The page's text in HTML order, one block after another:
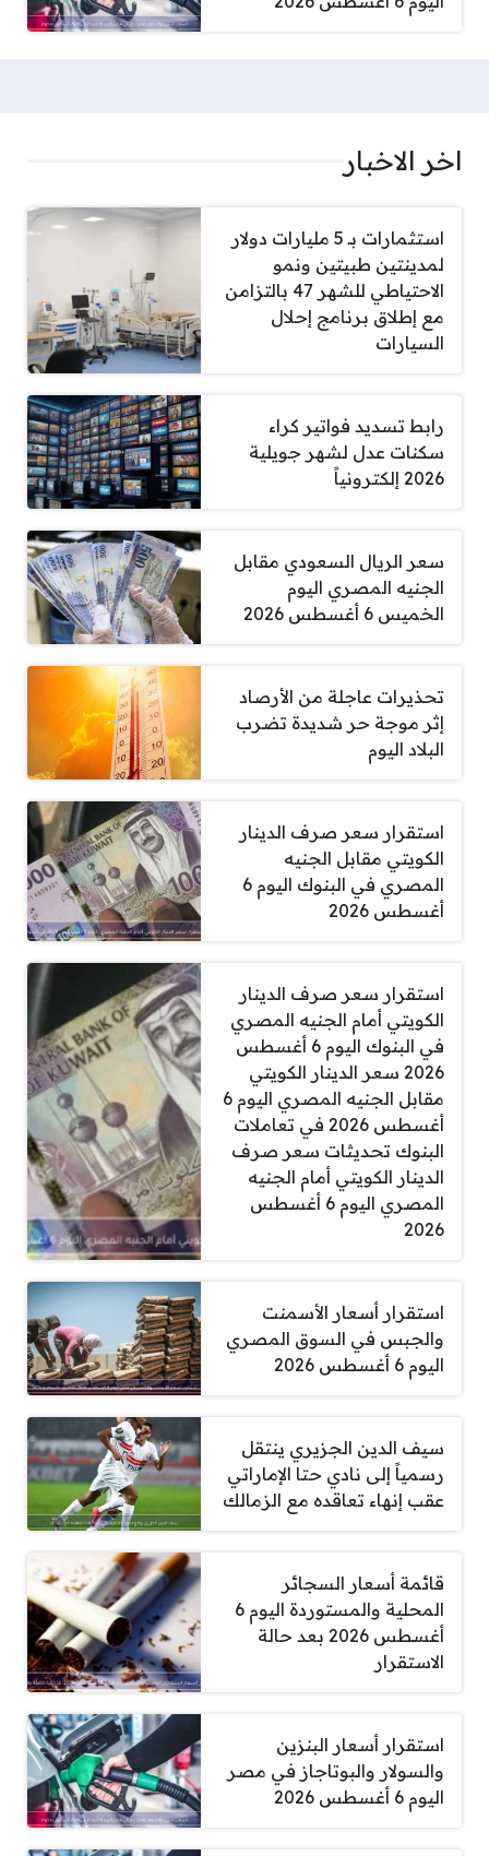
اخر الاخبار
استثمارات بـ 5 مليارات دولار
لمدينتين طبيتين ونمو
الاحتياطي للشهر 47 بالتزامن
مع إطلاق برنامج إحلال
السيارات
رابط تسديد فواتير كراء
سكنات عدل لشهر جويلية
2026 إلكترونياً
سعر الريال السعودي مقابل
الجنيه المصري اليوم
الخميس 6 أغسطس 2026
تحذيرات عاجلة من الأرصاد
إثر موجة حر شديدة تضرب
البلاد اليوم
استقرار سعر صرف الدينار
الكويتي مقابل الجنيه
المصري في البنوك اليوم 6
أغسطس 2026
استقرار سعر صرف الدينار
الكويتي أمام الجنيه المصري
في البنوك اليوم 6 أغسطس
2026 سعر الدينار الكويتي
مقابل الجنيه المصري اليوم 6
أغسطس 2026 في تعاملات
البنوك تحديثات سعر صرف
الدينار الكويتي أمام الجنيه
المصري اليوم 6 أغسطس
2026
استقرار أسعار الأسمنت
والجبس في السوق المصري
اليوم 6 أغسطس 2026
سيف الدين الجزيري ينتقل
رسمياً إلى نادي حتا الإماراتي
عقب إنهاء تعاقده مع الزمالك
قائمة أسعار السجائر
المحلية والمستوردة اليوم 6
أغسطس 2026 بعد حالة
الاستقرار
استقرار أسعار البنزين
والسولار والبوتاجاز في مصر
اليوم 6 أغسطس 2026